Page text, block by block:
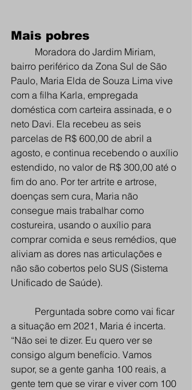
Mais pobres
Moradora do Jardim Miriam,
bairro periférico da Zona Sul de São
Paulo, Maria Elda de Souza Lima vive
com a filha Karla, empregada
doméstica com carteira assinada, e o
neto Davi. Ela recebeu as seis
parcelas de R$ 600,00 de abril a
agosto, e continua recebendo o auxílio
estendido, no valor de R$ 300,00 até o
fim do ano. Por ter artrite e artrose,
doenças sem cura, Maria não
consegue mais trabalhar como
costureira, usando o auxílio para
comprar comida e seus remédios, que
aliviam as dores nas articulações e
não são cobertos pelo SUS (Sistema
Unificado de Saúde).
Perguntada sobre como vai ficar
a situação em 2021, Maria é incerta.
“Não sei te dizer. Eu quero ver se
consigo algum benefício. Vamos
supor, se a gente ganha 100 reais, a
gente tem que se virar e viver com 100